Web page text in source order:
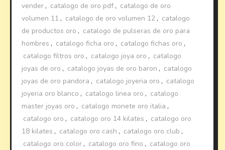
vender , catalogo de oro pdf , catalogo de oro
volumen 11 , catalogo de oro volumen 12 , catalogo
de productos oro , catalogo de pulseras de oro para
hombres , catalogo ficha oro , catalogo fichas oro ,
catalogo filtros oro , catalogo joya oro , catalogo
joyas de oro , catalogo joyas de oro baron , catalogo
joyas de oro pandora , catalogo joyeria oro , catalogo
joyeria oro blanco , catalogo linea oro , catalogo
master joyas oro , catalogo monete oro italia ,
catalogo oro , catalogo oro 14 kilates , catalogo oro
18 kilates , catalogo oro cash , catalogo oro club ,
catalogo oro color , catalogo oro fino , catalogo oro